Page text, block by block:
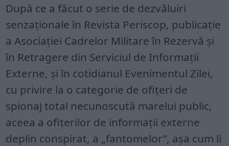
După ce a făcut o serie de dezvăluiri
senzaționale în Revista Periscop, publicație
a Asociației Cadrelor Militare în Rezervă și
în Retragere din Serviciul de Informații
Externe, și în cotidianul Evenimentul Zilei,
cu privire la o categorie de ofițeri de
spionaj total necunoscută marelui public,
aceea a ofițerilor de informații externe
deplin conspirat, a „fantomelor”, așa cum li